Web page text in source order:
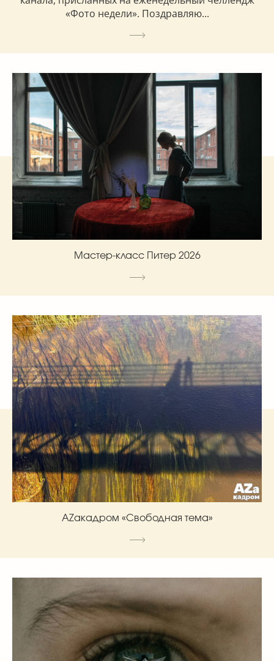
«Фото недели». Поздравляю...
Мастер-класс Питер 2026
AZакадром «Свободная тема»